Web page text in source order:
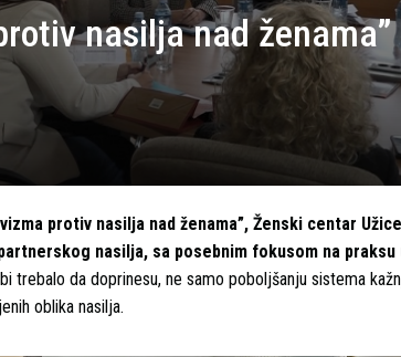
nasilja nad ženama”
protiv nasilja nad ženama”, Ženski centar
nasilja, sa posebnim fokusom na
trebalo da doprinesu, ne samo poboljšanju sistema
oblika nasilja.